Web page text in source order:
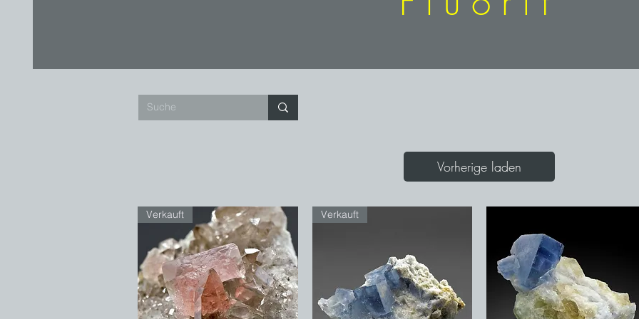
Vorherige laden
Verkauft Verkauft